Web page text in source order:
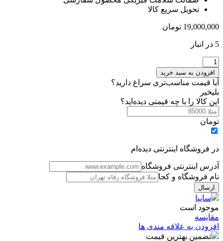
تحویل سریع کالا
19,000,000 تومان
5 در انبار
سقف
و
ستون
سفید
رنگ
فابریک
شاهین
عدد
افزودن به سبد خرید
آیا قیمت مناسب‌تری سراغ دارید؟
بلیخیر
این کالا را با چه قیمتی دیده‌اید؟
تومان
در فروشگاه اینترنتی دیده‌ام
آدرس اینترنتی فروشگاه
نام فروشگاه و کجا
سایپا
موجود است
مقایسه
افزودن به علاقه مندی ها
تضمین بهترین قیمت